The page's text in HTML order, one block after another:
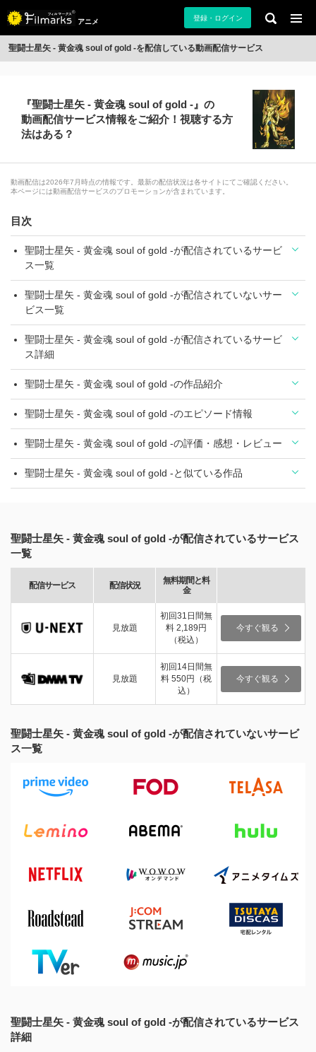
アニメ 登録・ログイン
聖闘士星矢 - 黄金魂 soul of gold -を配信している動画配信サービス
『聖闘士星矢 - 黄金魂 soul of gold -』の
動画配信サービス情報をご紹介！視聴する方
法はある？
動画配信は2026年7月時点の情報です。最新の配信状況は各サイトにてご確認ください。
本ページには動画配信サービスのプロモーションが含まれています。
目次
聖闘士星矢 - 黄金魂 soul of gold -が配信されているサービ
ス一覧
聖闘士星矢 - 黄金魂 soul of gold -が配信されていないサー
ビス一覧
聖闘士星矢 - 黄金魂 soul of gold -が配信されているサービ
ス詳細
聖闘士星矢 - 黄金魂 soul of gold -の作品紹介
聖闘士星矢 - 黄金魂 soul of gold -のエピソード情報
聖闘士星矢 - 黄金魂 soul of gold -の評価・感想・レビュー
聖闘士星矢 - 黄金魂 soul of gold -と似ている作品
聖闘士星矢 - 黄金魂 soul of gold -が配信されているサービス
一覧
配信サービス 配信状況
無料期間と料
金
見放題
初回31日間無
料 2,189円
（税込）
今すぐ観る
見放題
初回14日間無
料 550円（税
込）
今すぐ観る
聖闘士星矢 - 黄金魂 soul of gold -が配信されていないサービ
ス一覧
聖闘士星矢 - 黄金魂 soul of gold -が配信されているサービス
詳細